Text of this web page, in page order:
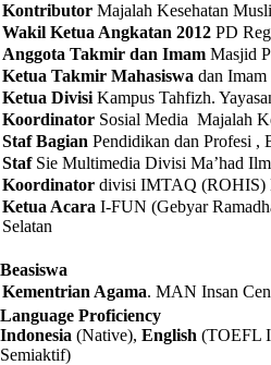
Kontributor Majalah Kesehatan
Wakil Ketua Angkatan 2012 PD
Anggota Takmir dan Imam Masjid
Ketua Takmir Mahasiswa dan
Ketua Divisi Kampus Tahfizh.
Koordinator Sosial Media Majalah
Staf Bagian Pendidikan dan Profesi
Staf Sie Multimedia Divisi Ma’had
Koordinator divisi IMTAQ (ROHIS)
Ketua Acara I-FUN (Gebyar
Selatan
Beasiswa
Kementrian Agama. MAN Insan
Language Proficiency
Indonesia (Native), English (TOEFL
Semiaktif)